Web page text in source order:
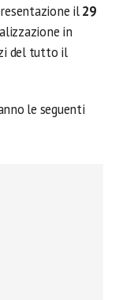
il29
in
del tutto il
le seguenti